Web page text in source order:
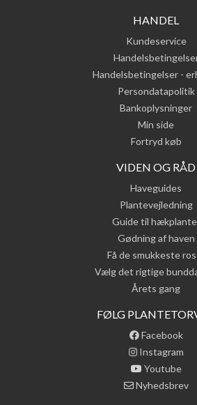
HANDEL
Kundeservice
Handelsbetingelser -
Persondatapolitik
Bankoplysninger
Min side
Fortryd køb
VIDEN OG RÅD
Haveguides
Plantevejledning
Guide til
Gødning af haven
Få de smukkeste
Vælg det rigtige
Årets gang
FØLG
Facebook
Instagram
Youtube
Nyhedsbrev